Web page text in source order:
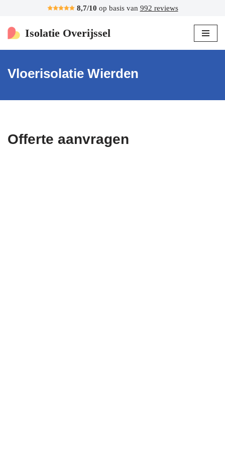
Ga
naar
inhoud
8,7/10 op basis van 992 reviews
Isolatie Overijssel
Vloerisolatie Wierden
Offerte aanvragen